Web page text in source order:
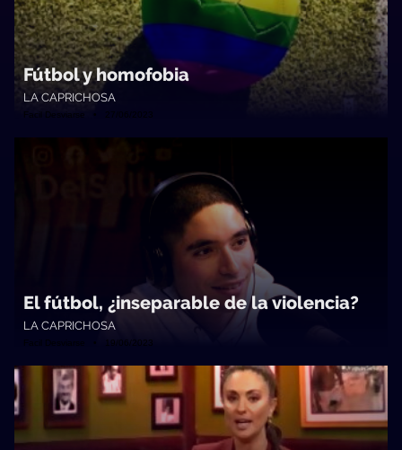
Fútbol y homofobia
LA CAPRICHOSA
Facil Desviarse • 27/06/2023
El fútbol, ¿inseparable de la violencia?
LA CAPRICHOSA
Facil Desviarse • 19/06/2023